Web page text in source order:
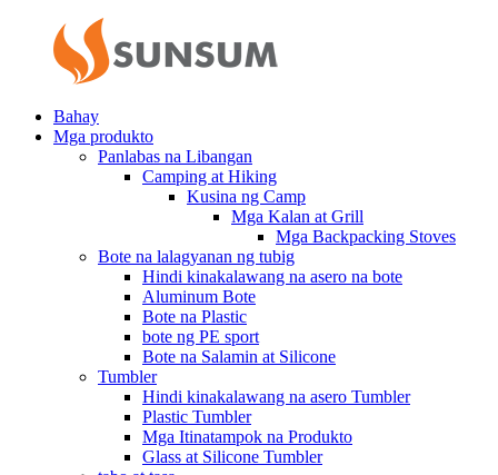
Bahay
Mga produkto
Panlabas na Libangan
Camping at Hiking
Kusina ng Camp
Mga Kalan at Grill
Mga Backpacking Stoves
Bote na lalagyanan ng tubig
Hindi kinakalawang na asero na bote
Aluminum Bote
Bote na Plastic
bote ng PE sport
Bote na Salamin at Silicone
Tumbler
Hindi kinakalawang na asero Tumbler
Plastic Tumbler
Mga Itinatampok na Produkto
Glass at Silicone Tumbler